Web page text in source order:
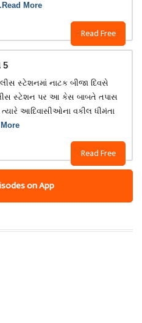
Read Free
More
5
Read Free
સ્ટેશનમાં નાટક બીજા દિવસે
સ્ટેશન પર આ કેસ બાબતે તપાસ
ત્યારે આદિવાસીઓના વકીલ ધીમંતા
on App